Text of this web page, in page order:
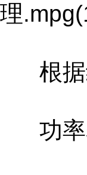
理
根据
功率